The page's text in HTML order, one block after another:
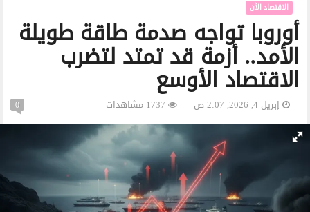
أوروبا تواجه صدمة طاقة طويلة
الأمد.. أزمة قد تمتد لتضرب
الاقتصاد الأوسع
الاقتصاد الآن
إبريل 4, 2026, 2:07 ص 0